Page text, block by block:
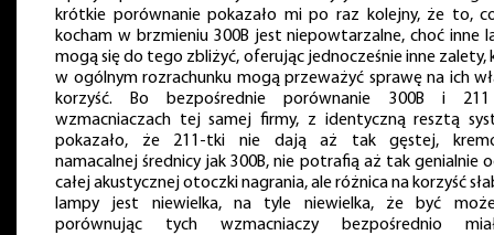
krótkie porównanie pokazało mi po raz kolejny, że to,
kocham w brzmieniu 300B jest niepowtarzalne, choć inne
mogą się do tego zbliżyć, oferując jednocześnie inne zalety,
w ogólnym rozrachunku mogą przeważyć sprawę na ich
korzyść. Bo bezpośrednie porównanie 300B i
wzmacniaczach tej samej firmy, z identyczną resztą
pokazało, że 211-tki nie dają aż tak gęstej,
namacalnej średnicy jak 300B, nie potrafią aż tak genialnie
całej akustycznej otoczki nagrania, ale różnica na korzyść
lampy jest niewielka, na tyle niewielka, że być
porównując tych wzmacniaczy bezpośrednio